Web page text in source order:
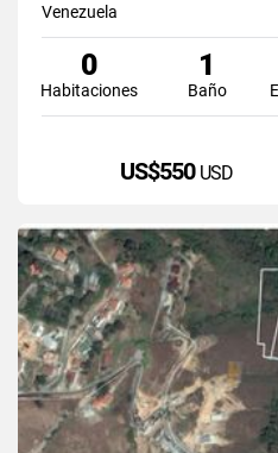
Venezuela
0
Habitaciones
1
Baño
US$550 USD